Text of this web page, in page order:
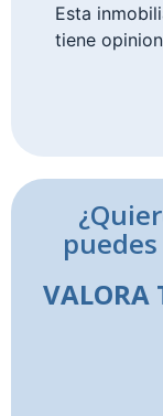
Esta
tiene
VALORA